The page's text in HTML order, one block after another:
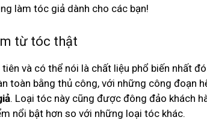
làm tóc giả dành cho các bạn!
từ tóc thật
tiên và có thể nói là chất liệu phổ biến nhất
toàn bằng thủ công, với những công đoạn
. Loại tóc này cũng được đông đảo khách
nổi bật hơn so với những loại tóc khác.